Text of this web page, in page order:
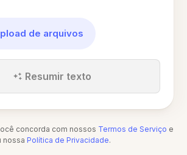
de arquivos
Resumir texto
concorda com nossos Termos de Serviço e
nossa Política de Privacidade.